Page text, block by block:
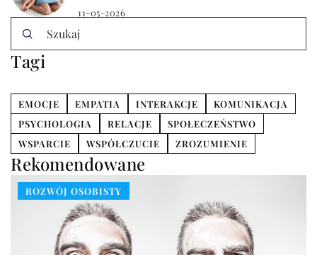
11-05-2026
Tagi
EMOCJE EMPATIA INTERAKCJE
KOMUNIKACJA
PSYCHOLOGIA
RELACJE
SPOŁECZEŃSTWO
WSPARCIE
WSPÓŁCZUCIE ZROZUMIENIE
Rekomendowane
ROZWÓJ OSOBISTY